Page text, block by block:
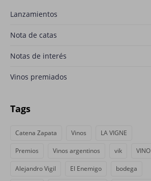
Lanzamientos
Nota de catas
Notas de interés
Vinos premiados
Tags
Catena Zapata Vinos LA VIGNE
Premios Vinos argentinos vik VINO
Alejandro Vigil El Enemigo bodega